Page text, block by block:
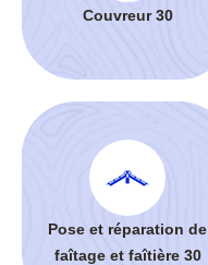
Couvreur 30
Pose et réparation de
faîtage et faîtière 30